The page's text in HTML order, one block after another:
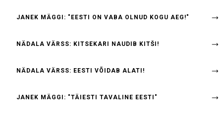
JANEK MÄGGI: "EESTI ON VABA OLNUD KOGU AEG!"
NÄDALA VÄRSS: KITSEKARI NAUDIB KITŠI!
NÄDALA VÄRSS: EESTI VÕIDAB ALATI!
JANEK MÄGGI: "TÄIESTI TAVALINE EESTI"